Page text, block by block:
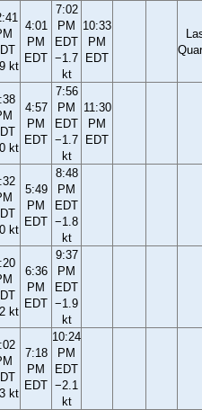
kt
4:01
PM
EDT
7:02
PM
EDT
−1.7
kt
10:33
PM
EDT
kt
4:57
PM
EDT
7:56
PM
EDT
−1.7
kt
11:30
PM
EDT
kt
5:49
PM
EDT
8:48
PM
EDT
−1.8
kt
kt
6:36
PM
EDT
9:37
PM
EDT
−1.9
kt
kt
7:18
PM
EDT
10:24
PM
EDT
−2.1
kt